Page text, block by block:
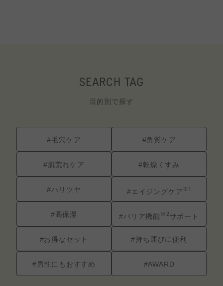
SEARCH TAG
目的別で探す
#毛穴ケア #角質ケア
#肌荒れケア #乾燥くすみ
#ハリツヤ #エイジングケア ※1
#高保湿 #バリア機能 ※2 サポート
#お得なセット #持ち運びに便利
#男性にもおすすめ #AWARD